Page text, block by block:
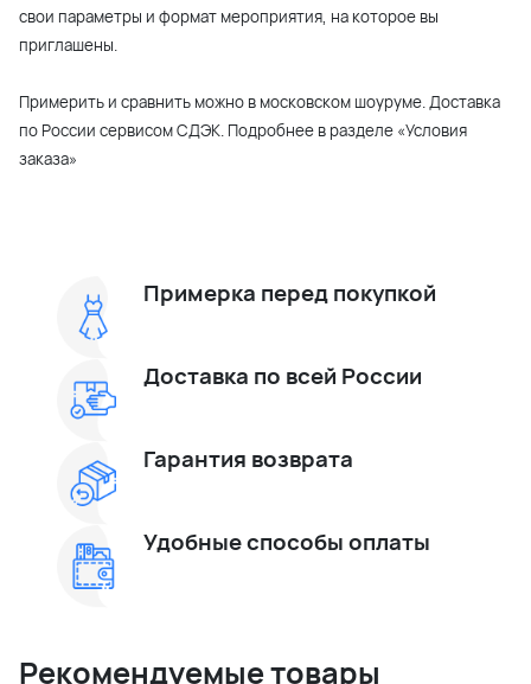
свои параметры и формат мероприятия, на которое вы
приглашены.
Примерить и сравнить можно в московском шоуруме. Доставка
по России сервисом СДЭК. Подробнее в разделе «Условия
заказа»
Примерка перед покупкой
Доставка по всей России
Гарантия возврата
Удобные способы оплаты
Рекомендуемые товары